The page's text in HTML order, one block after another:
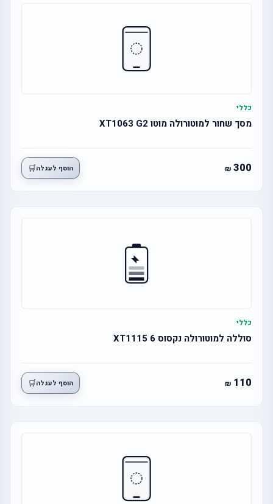
כללי
מסך שחור למוטורולה מוטו XT1063 G2
300 הוסף לעגלה🛒
כללי
סוללה למוטורולה נקסוס 6 XT1115
110 הוסף לעגלה🛒